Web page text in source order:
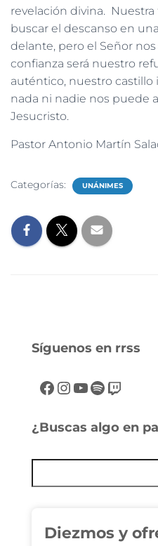
revelación divina.
buscar el descanso en
delante, pero el Señor
confianza será nuestro
auténtico, nuestro
nada ni nadie nos puede
Jesucristo.
Pastor Antonio Martín
Categorías: UNÁNIMES
Síguenos en rrss
¿Buscas algo en
Diezmos y